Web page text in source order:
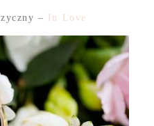
– In Love